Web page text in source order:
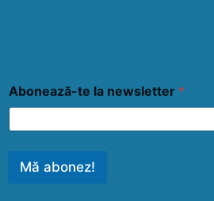
Abonează-te la newsletter *
Mă abonez!